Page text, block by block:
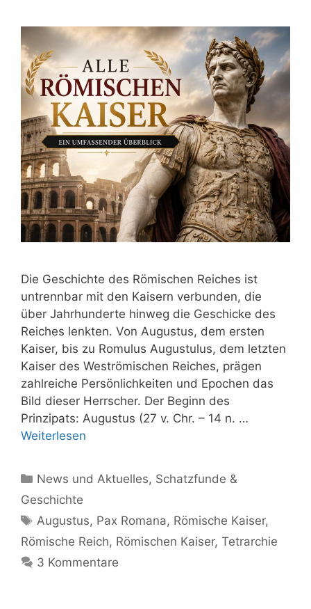
Die Geschichte des Römischen Reiches ist
untrennbar mit den Kaisern verbunden, die
über Jahrhunderte hinweg die Geschicke des
Reiches lenkten. Von Augustus, dem ersten
Kaiser, bis zu Romulus Augustulus, dem letzten
Kaiser des Weströmischen Reiches, prägen
zahlreiche Persönlichkeiten und Epochen das
Bild dieser Herrscher. Der Beginn des
Prinzipats: Augustus (27 v. Chr. – 14 n. …
Weiterlesen
Kategorien
News und Aktuelles, Schatzfunde &
Geschichte
Schlagwörter
Augustus, Pax Romana, Römische Kaiser,
Römische Reich, Römischen Kaiser, Tetrarchie
3 Kommentare